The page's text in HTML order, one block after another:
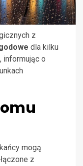
z
dla kilku
o
mogą
z